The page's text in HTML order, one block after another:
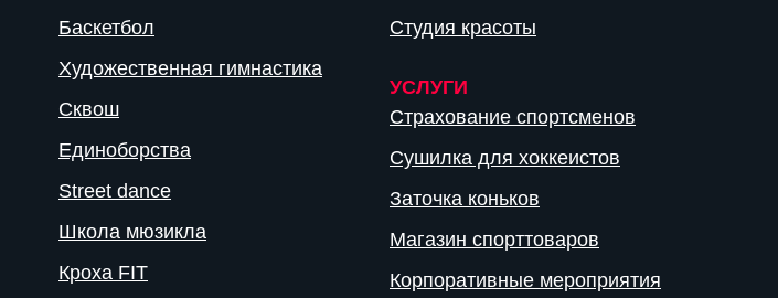
Баскетбол
Художественная гимнастика
Сквош
Единоборства
Street dance
Школа мюзикла
Кроха FIT
Студия красоты
УСЛУГИ
Страхование спортсменов
Сушилка для хоккеистов
Заточка коньков
Магазин спорттоваров
Корпоративные мероприятия